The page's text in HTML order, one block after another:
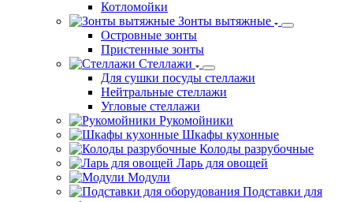
Односекционные ванны
Двухсекционные ванны
Трехсекционные ванны
Четырехсекционные ванны
Жироуловители
Котломойки
Зонты вытяжные
Островные зонты
Пристенные зонты
Стеллажи
Для сушки посуды стеллажи
Нейтральные стеллажи
Угловые стеллажи